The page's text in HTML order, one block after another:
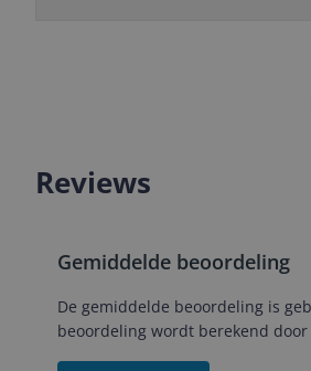
Reviews
Gemiddelde beoordeling
De gemiddelde beoordeling is
beoordeling wordt berekend